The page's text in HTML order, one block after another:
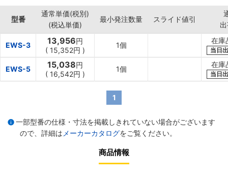
・各種機器のバランス装置。
型番
通常単価(税別)
(税込単価)
最小発注数量 スライド値引
EWS-3 13,956円
( 15,352円 )
1個
在庫
当日
EWS-5 15,038円
( 16,542円 )
1個
在庫
当日
1
一部型番の仕様・寸法を掲載しきれていない場合がございます
ので、詳細は メーカーカタログをご覧ください。
商品情報